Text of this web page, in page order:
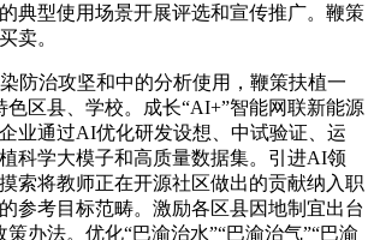
典型使用场景开展评选和宣传推广。鞭策
卖。
治攻坚和中的分析使用，鞭策扶植一
色区县、学校。成长“AI+”智能网联新能源
业通过AI优化研发设想、中试验证、运
科学大模子和高质量数据集。引进AI领
索将教师正在开源社区做出的贡献纳入职
参考目标范畴。激励各区县因地制宜出台
办法。优化“巴渝治水”“巴渝治气”“巴渝